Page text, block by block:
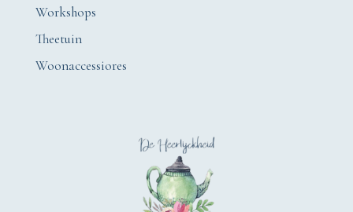
Workshops
Theetuin
Woonaccessiores